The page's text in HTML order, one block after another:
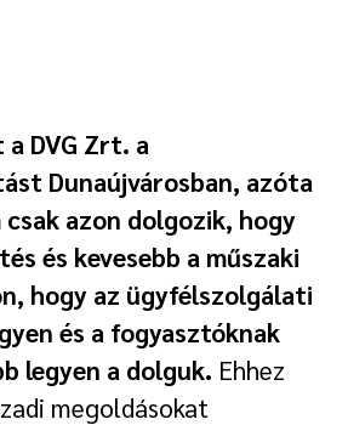
DVG Zrt. a
Dunaújvárosban, azóta
csak azon dolgozik, hogy
és kevesebb a műszaki
hogy az ügyfélszolgálati
és a fogyasztóknak
legyen a dolguk. Ehhez
megoldásokat